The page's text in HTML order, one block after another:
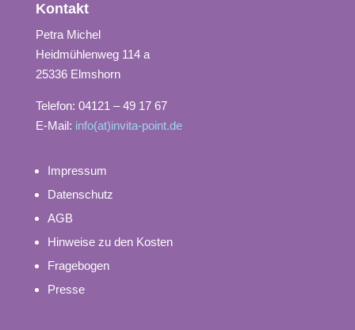
Kontakt
Petra Michel
Heidmühlenweg 114 a
25336 Elmshorn
Telefon: 04121 – 49 17 67
E-Mail: info(at)invita-point.de
Impressum
Datenschutz
AGB
Hinweise zu den Kosten
Fragebogen
Presse